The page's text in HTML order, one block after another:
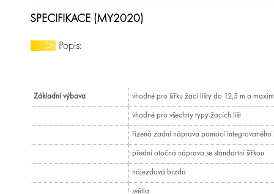
SPECIFIKACE (MY2020)
Popis:
Základní výbava vhodné pro šířku žací lišty do 12,5 m a
vhodné pro všechny typy žacích lišt
řízená zadní náprava pomocí integrovaného
přední otočná náprava se standartní šířkou
nájezdová brzda
světla